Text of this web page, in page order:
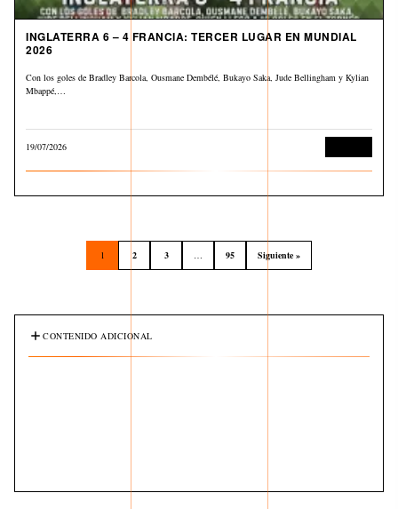
INGLATERRA 6 – 4 FRANCIA: TERCER LUGAR EN MUNDIAL
2026
Con los goles de Bradley Barcola, Ousmane Dembélé, Bukayo Saka, Jude Bellingham y Kylian
Mbappé,…
19/07/2026
1 2 3 … 95 Siguiente »
CONTENIDO ADICIONAL